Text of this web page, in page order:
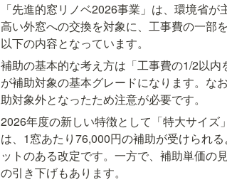
「先進的窓リノベ2026事業」は、環境省
高い外窓への交換を対象に、工事費の一部
以下の内容となっています。
補助の基本的な考え方は「工事費の1/2以内
が補助対象の基本グレードになります。な
助対象外となったため注意が必要です。
2026年度の新しい特徴として「特大サイ
は、1窓あたり76,000円の補助が受けられ
ットのある改定です。一方で、補助単価の
の引き下げもあります。